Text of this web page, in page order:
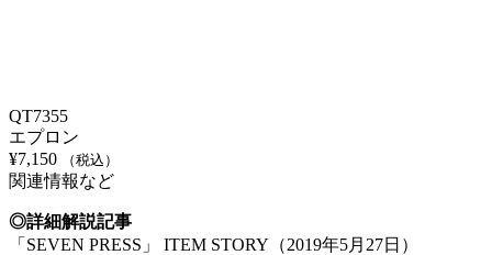
QT7355
エプロン
¥7,150 （税込）
関連情報など
◎詳細解説記事
「SEVEN PRESS」 ITEM STORY（2019年5月27日）